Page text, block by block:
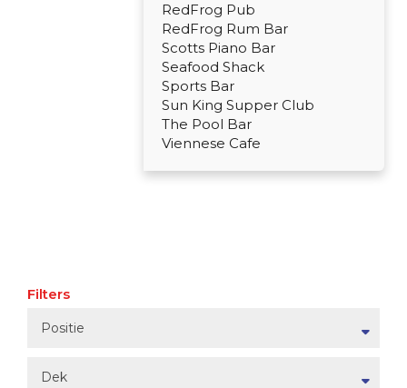
RedFrog Pub
RedFrog Rum Bar
Scotts Piano Bar
Seafood Shack
Sports Bar
Sun King Supper Club
The Pool Bar
Viennese Cafe
Filters
Positie
Dek